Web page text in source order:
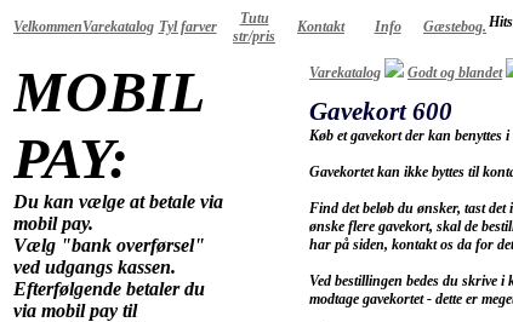
VelkommenVarekatalog Tyl farver
Tutu
str/pris
Kontakt Info Gæstebog.
MOBIL
PAY:
Du kan vælge at betale via
mobil pay.
Vælg "bank overførsel"
ved udgangs kassen.
Efterfølgende betaler du
via mobil pay til
Varekatalog Godt og blandet
Gavekort 600
Køb et gavekort der kan benyttes
Gavekortet kan ikke byttes til
Find det beløb du ønsker, tast
ønske flere gavekort, skal de
har på siden, kontakt os da for
Ved bestillingen bedes du skrive i
modtage gavekortet - dette er